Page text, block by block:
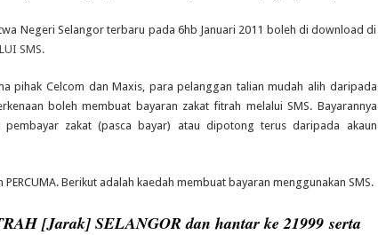
Negeri Selangor terbaru pada 6hb Januari 2011 boleh di download di
SMS.
pihak Celcom dan Maxis, para pelanggan talian mudah alih daripada
boleh membuat bayaran zakat fitrah melalui SMS. Bayarannya
pembayar zakat (pasca bayar) atau dipotong terus daripada akaun
Berikut adalah kaedah membuat bayaran menggunakan SMS.
[Jarak] SELANGOR dan hantar ke 21999 serta